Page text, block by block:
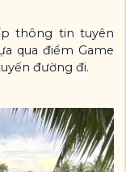
thông tin tuyên
qua điểm Game
đường đi.